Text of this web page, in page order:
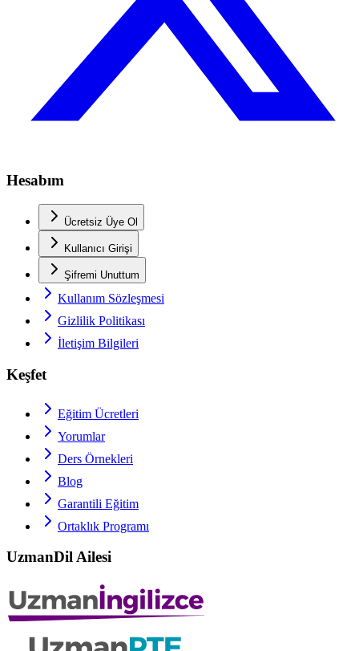
Hesabım
Ücretsiz Üye Ol
Kullanıcı Girişi
Şifremi Unuttum
Kullanım Sözleşmesi
Gizlilik Politikası
İletişim Bilgileri
Keşfet
Eğitim Ücretleri
Yorumlar
Ders Örnekleri
Blog
Garantili Eğitim
Ortaklık Programı
UzmanDil Ailesi